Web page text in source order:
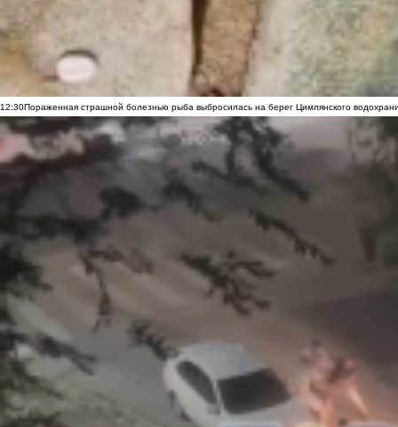
12:30Пораженная страшной болезнью рыба выбросилась на берег Цимлянского